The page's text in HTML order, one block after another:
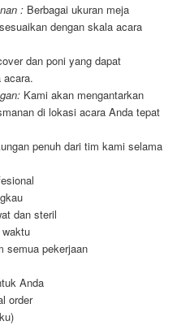
:Berbagai ukuran meja
dengan skala acara
dan poni yang dapat
acara.
Kami akan mengantarkan
di lokasi acara Anda tepat
penuh dari tim kami selama
dan steril
semua pekerjaan
Anda
order